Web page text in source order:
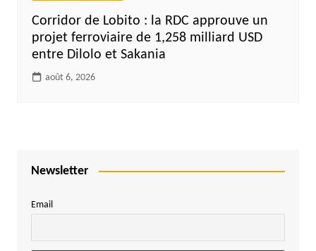
Corridor de Lobito : la RDC approuve un
projet ferroviaire de 1,258 milliard USD
entre Dilolo et Sakania
août 6, 2026
Newsletter
Email